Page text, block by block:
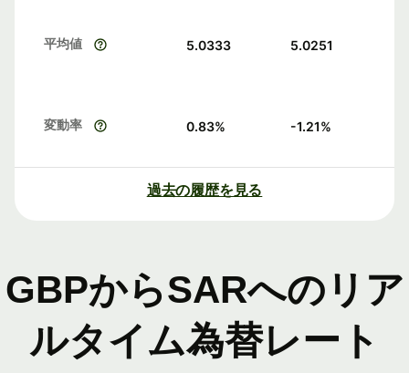
平均値 5.0333 5.0251
変動率 0.83% -1.21%
過去の履歴を見る
GBPからSARへのリア
ルタイム為替レート